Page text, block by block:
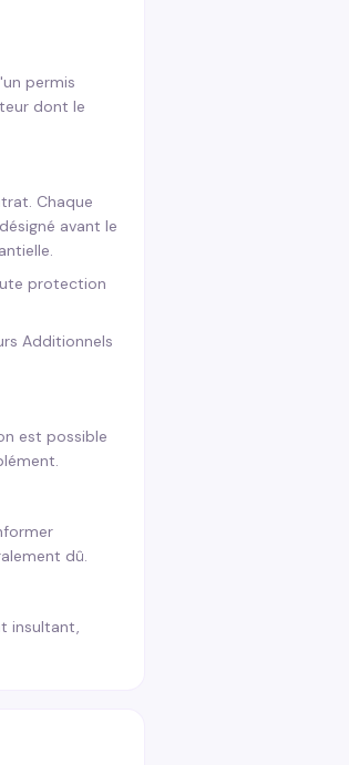
permis
dont le
Chaque
avant le
protection
Additionnels
est possible
dû.
insultant,